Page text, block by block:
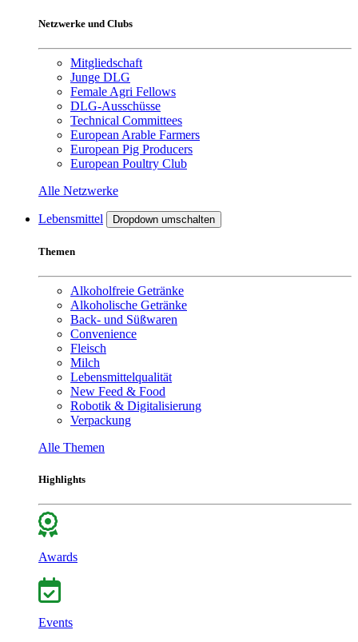
Netzwerke und Clubs
Mitgliedschaft
Junge DLG
Female Agri Fellows
DLG-Ausschüsse
Technical Committees
European Arable Farmers
European Pig Producers
European Poultry Club
Alle Netzwerke
Lebensmittel Dropdown umschalten
Themen
Alkoholfreie Getränke
Alkoholische Getränke
Back- und Süßwaren
Convenience
Fleisch
Milch
Lebensmittelqualität
New Feed & Food
Robotik & Digitalisierung
Verpackung
Alle Themen
Highlights
Awards
Events